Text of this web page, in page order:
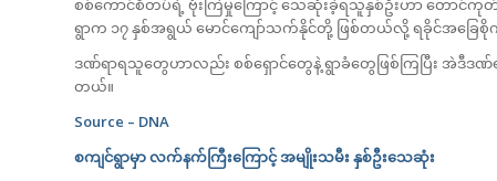
စစ်ကောင်စီတပ်ရဲ့ ဗုံးကြဲမှုကြောင့် သေဆုံးခဲ့ရသူနှစ်ဦးဟာ တော
ရွာက ၁၇ နှစ်အရွယ် မောင်ကျော်သက်နိုင်တို့ ဖြစ်တယ်လို့ ရခိုင်အခြေစိုက်သ
ဒဏ်ရာရသူတွေဟာလည်း စစ်ရှောင်တွေနဲ့ ရွာခံတွေဖြစ်ကြပြီး အဲဒီ
တယ်။
Source – DNA
စကျင်ရွာမှာ လက်နက်ကြီးကြောင့် အမျိုးသမီး နှစ်ဦးသေဆုံး